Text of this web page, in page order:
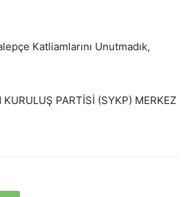
Katliamlarını Unutmadık,
KURULUŞ PARTİSİ (SYKP) MERKEZ